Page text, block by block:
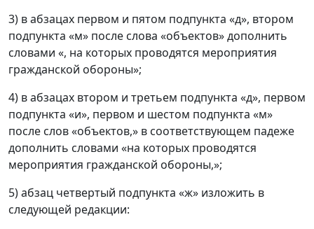
3) в абзацах первом и пятом подпункта «д», втором
подпункта «м» после слова «объектов» дополнить
словами «, на которых проводятся мероприятия
гражданской обороны»;
4) в абзацах втором и третьем подпункта «д», первом
подпункта «и», первом и шестом подпункта «м»
после слов «объектов,» в соответствующем падеже
дополнить словами «на которых проводятся
мероприятия гражданской обороны,»;
5) абзац четвертый подпункта «ж» изложить в
следующей редакции: